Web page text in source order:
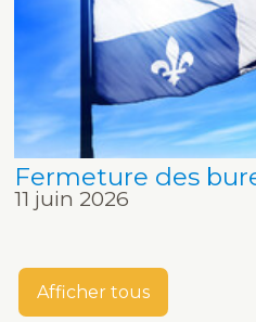
Fermeture des
11 juin 2026
Afficher tous